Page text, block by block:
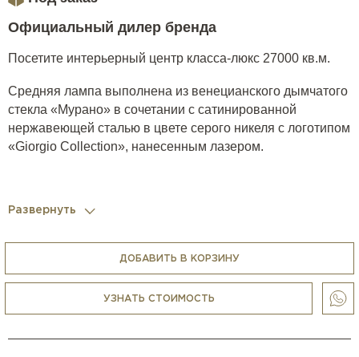
Официальный дилер бренда
Посетите интерьерный центр класса-люкс 27000 кв.м.
Средняя лампа выполнена из венецианского дымчатого
стекла «Мурано» в сочетании с сатинированной
нержавеющей сталью в цвете серого никеля с логотипом
«Giorgio Collection», нанесенным лазером.
Развернуть
ДОБАВИТЬ В КОРЗИНУ
УЗНАТЬ СТОИМОСТЬ